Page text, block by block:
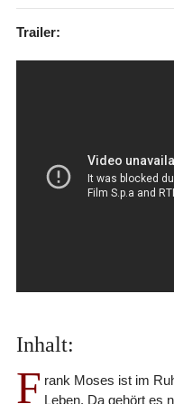
Trailer:
Inhalt:
F rank Moses ist im
Leben. Da gehört es